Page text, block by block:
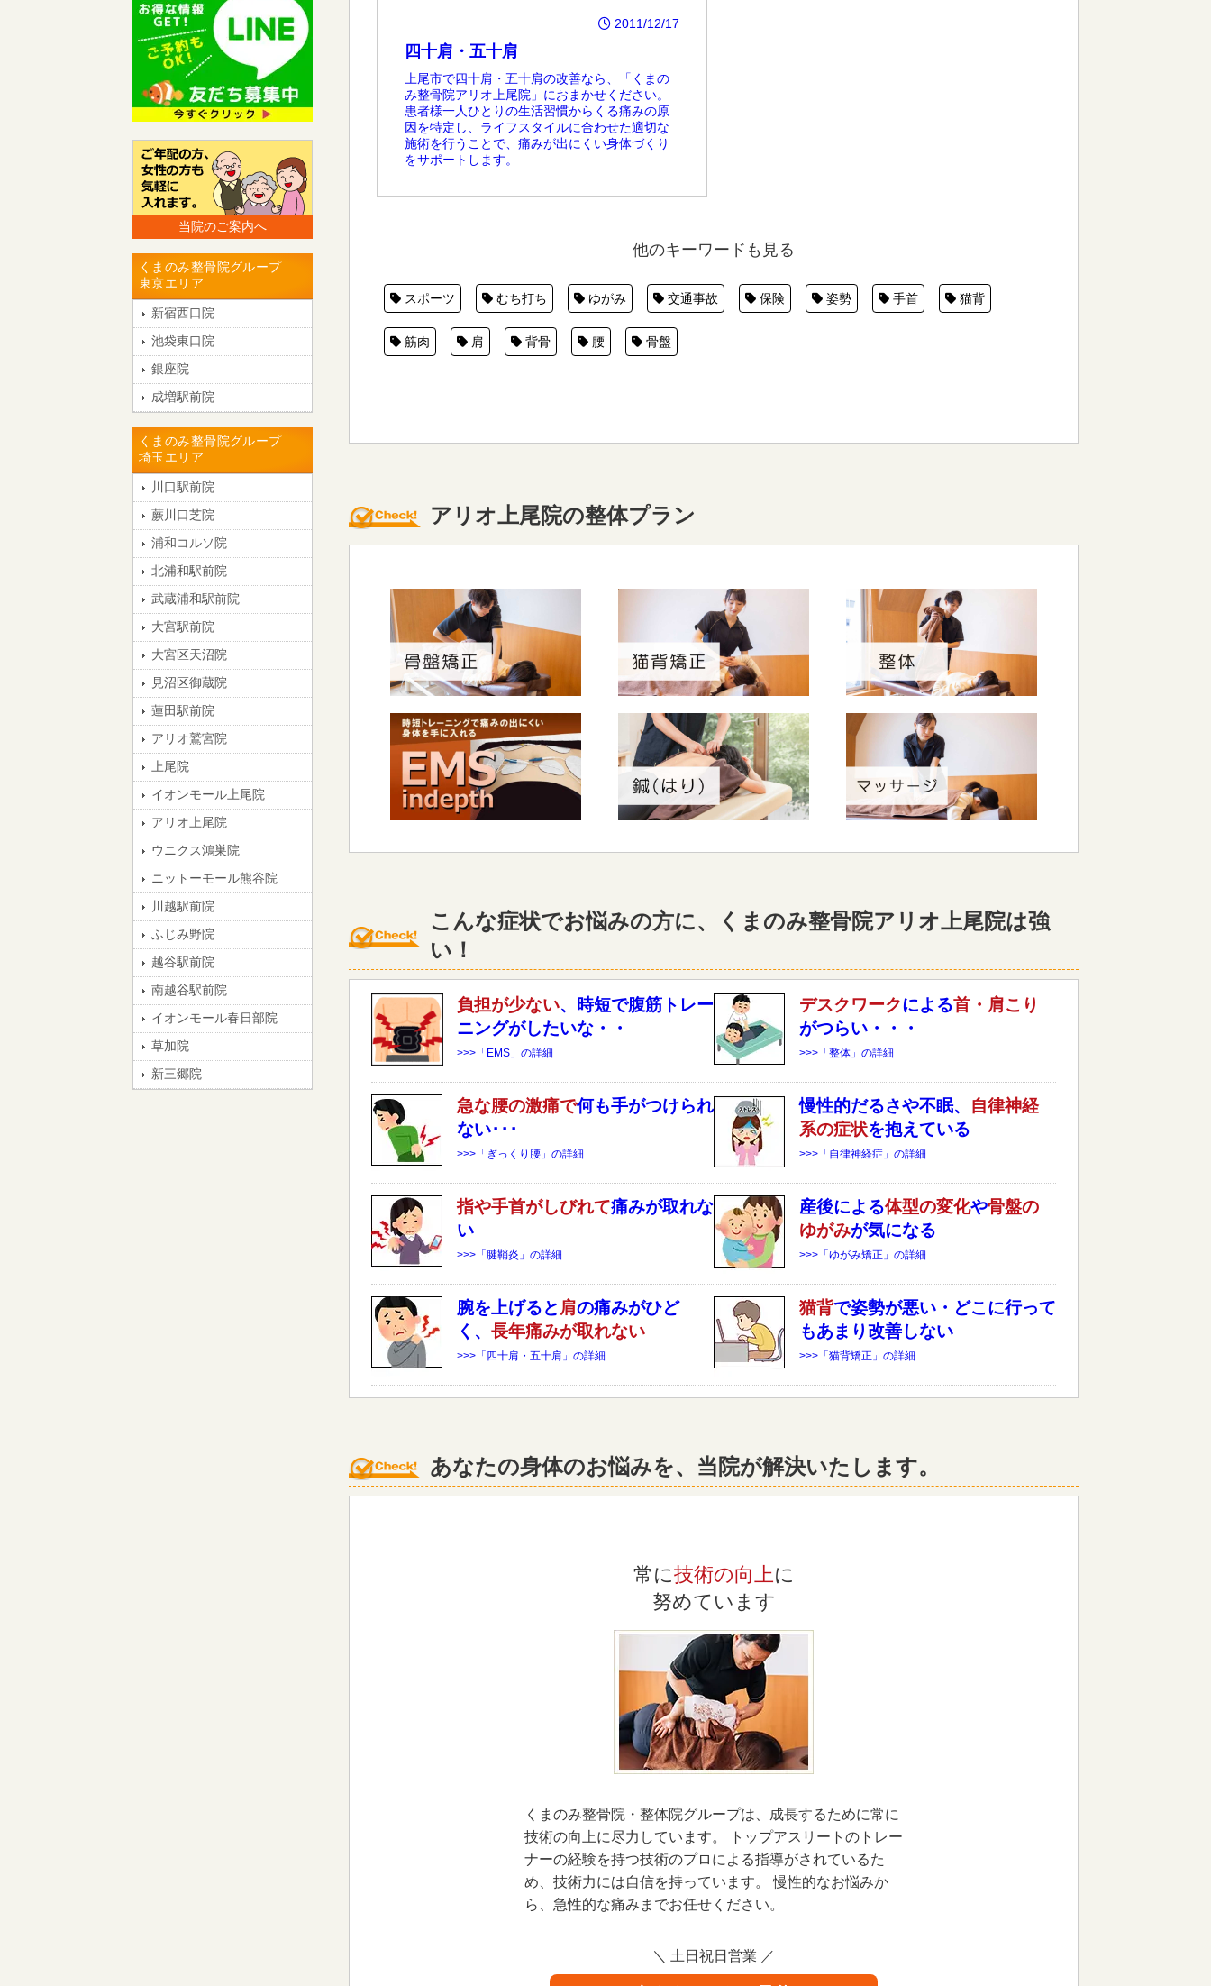
2011/12/17
四十肩・五十肩
上尾市で四十肩・五十肩の改善なら、「くまの
み整骨院アリオ上尾院」におまかせください。
患者様一人ひとりの生活習慣からくる痛みの原
因を特定し、ライフスタイルに合わせた適切な
施術を行うことで、痛みが出にくい身体づくり
をサポートします。
他のキーワードも見る
スポーツ むち打ち ゆがみ 交通事故 保険 姿勢 手首 猫背
筋肉 肩 背骨 腰 骨盤
アリオ上尾院の整体プラン
こんな症状でお悩みの方に、くまのみ整骨院アリオ上尾院は強
い！
負担が少ない、時短で腹筋トレー
ニングがしたいな・・
>>>「EMS」の詳細
デスクワークによる首・肩こり
がつらい・・・
>>>「整体」の詳細
急な腰の激痛で何も手がつけられ
ない･･･
>>>「ぎっくり腰」の詳細
慢性的だるさや不眠、 自律神経
系の症状を抱えている
>>>「自律神経症」の詳細
指や手首がしびれて痛みが取れな
い
>>>「腱鞘炎」の詳細
産後による体型の変化や骨盤の
ゆがみが気になる
>>>「ゆがみ矯正」の詳細
腕を上げると肩の痛みがひど
く、 長年痛みが取れない
>>>「四十肩・五十肩」の詳細
猫背で姿勢が悪い・どこに行って
もあまり改善しない
>>>「猫背矯正」の詳細
あなたの身体のお悩みを、当院が解決いたします。
常に技術の向上に
努めています
くまのみ整骨院・整体院グループは、成長するために常に
技術の向上に尽力しています。 トップアスリートのトレー
ナーの経験を持つ技術のプロによる指導がされているた
め、技術力には自信を持っています。 慢性的なお悩みか
ら、急性的な痛みまでお任せください。
＼ 土日祝日営業 ／
当院のご案内へ
くまのみ整骨院グループ
東京エリア
新宿西口院
池袋東口院
銀座院
成増駅前院
くまのみ整骨院グループ
埼玉エリア
川口駅前院
蕨川口芝院
浦和コルソ院
北浦和駅前院
武蔵浦和駅前院
大宮駅前院
大宮区天沼院
見沼区御蔵院
蓮田駅前院
アリオ鷲宮院
上尾院
イオンモール上尾院
アリオ上尾院
ウニクス鴻巣院
ニットーモール熊谷院
川越駅前院
ふじみ野院
越谷駅前院
南越谷駅前院
イオンモール春日部院
草加院
新三郷院